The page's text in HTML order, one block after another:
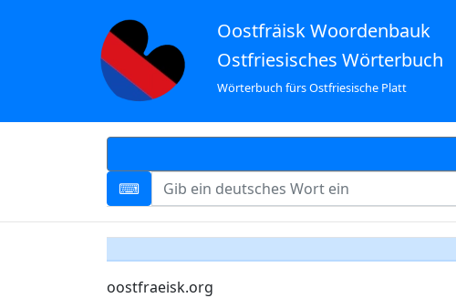
Oostfräisk Woordenbauk
Ostfriesisches Wörterbuch
Wörterbuch fürs Ostfriesische Platt
oostfraeisk.org